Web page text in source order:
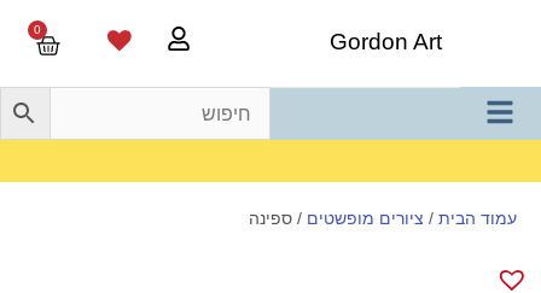
Gordon Art
0
עמוד הבית / ציורים מופשטים / ספינה